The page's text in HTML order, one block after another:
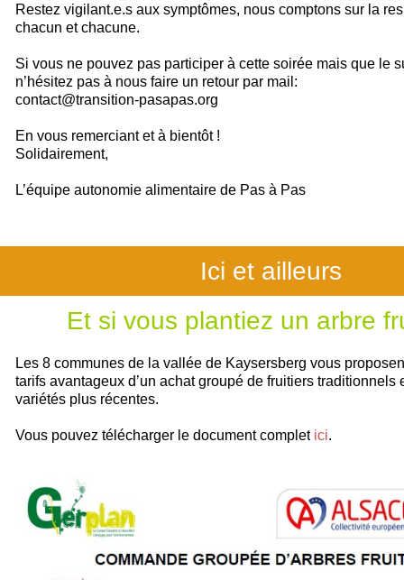
Restez vigilant.e.s aux symptômes, nous comptons sur la
chacun et chacune.
Si vous ne pouvez pas participer à cette soirée mais que le
n’hésitez pas à nous faire un retour par mail:
contact@transition-pasapas.org
En vous remerciant et à bientôt !
Solidairement,
L’équipe autonomie alimentaire de Pas à Pas
Ici et ailleurs
Et si vous plantiez un arbre
Les 8 communes de la vallée de Kaysersberg vous
tarifs avantageux d’un achat groupé de fruitiers traditionnels
variétés plus récentes.
Vous pouvez télécharger le document complet ici.